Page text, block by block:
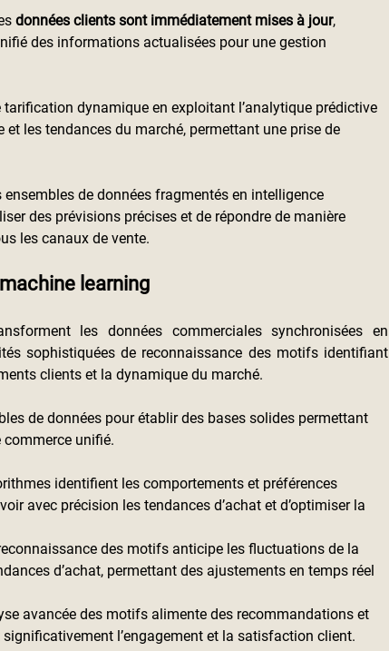
données clients sont immédiatement mises à jour,
des informations actualisées pour une gestion
dynamique en exploitant l’analytique prédictive
les tendances du marché, permettant une prise de
de données fragmentés en intelligence
des prévisions précises et de répondre de manière
les canaux de vente.
learning
les données commerciales synchronisées en
sophistiquées de reconnaissance des motifs identifiant
clients et la dynamique du marché.
de données pour établir des bases solides permettant
commerce unifié.
identifient les comportements et préférences
avec précision les tendances d’achat et d’optimiser la
des motifs anticipe les fluctuations de la
d’achat, permettant des ajustements en temps réel
avancée des motifs alimente des recommandations et
l’engagement et la satisfaction client.